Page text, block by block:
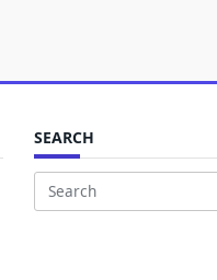
SEARCH
Search